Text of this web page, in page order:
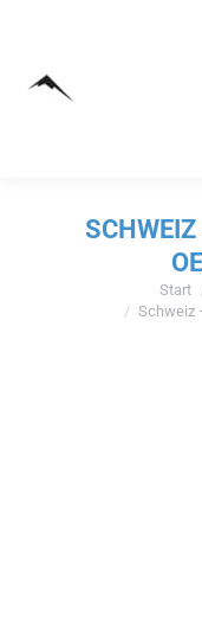
Sie befinden sich hier:
Start
Schweiz